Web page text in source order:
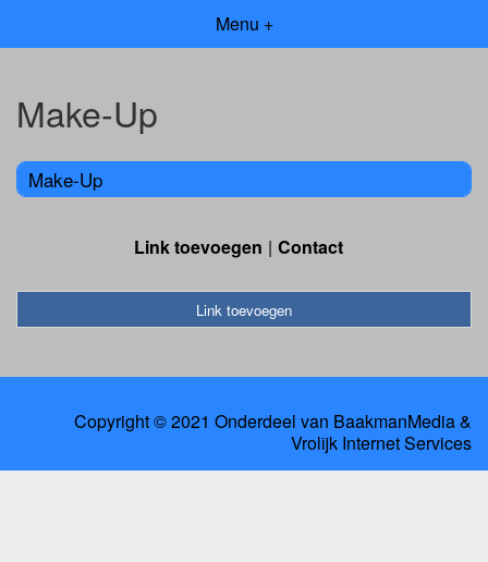
Menu +
Make-Up
Make-Up
Link toevoegen Contact
Link toevoegen
Copyright © 2021 Onderdeel van BaakmanMedia&
Vrolijk Internet Services